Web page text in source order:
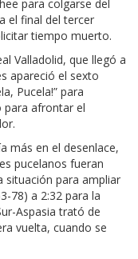
para colgarse del
el final del tercer
tiempo muerto.
Valladolid, que llegó a
apareció el sexto
Pucela!” para
para afrontar el
más en el desenlace,
pucelanos fueran
situación para ampliar
78) a 2:32 para la
Aspasia trató de
vuelta, cuando se